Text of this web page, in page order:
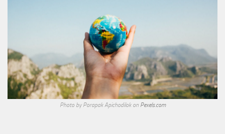
Photo by Porapak Apichodilok on Pexels.com